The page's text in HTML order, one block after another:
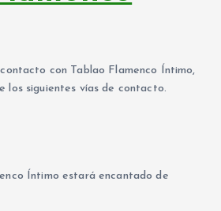
con Tablao Flamenco Íntimo,
los siguientes vías de contacto.
Íntimo estará encantado de